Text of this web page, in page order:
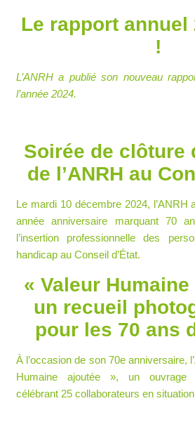
Le rapport annuel
!
L’ANRH a publié son nouveau
l’année 2024.
Soirée de clôture
de l’ANRH au
Le mardi 10 décembre 2024, l’ANRH
année anniversaire marquant 70
l’insertion professionnelle des
handicap au Conseil d’État.
« Valeur
un recueil
pour les 70 ans
À l’occasion de son 70e anniversaire,
Humaine ajoutée », un ouvrage
célébrant 25 collaborateurs en